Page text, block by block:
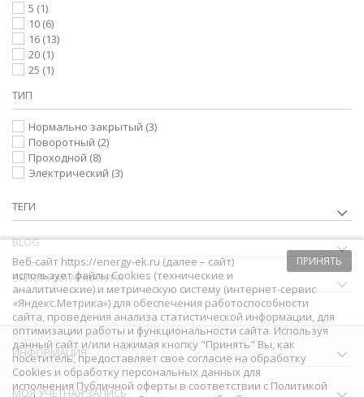
5 (1)
10 (6)
16 (13)
20 (1)
25 (1)
ТИП
Нормально закрытый (3)
Поворотный (2)
Проходной (8)
Электрический (3)
ТЕГИ
BLOG
ЗАПОРНАЯ АРМАТУРА
ИНФОРМАЦИЯ
МОЯ УЧЕТНАЯ ЗАПИСЬ
ПРИНЯТЬ
Веб-сайт https://energy-ek.ru (далее – сайт)
использует файлы Cookies (технические и
аналитические) и метрическую систему (интернет-сервис
«Яндекс.Метрика») для обеспечения работоспособности
сайта, проведения анализа статистической информации, для
оптимизации работы и функциональности сайта. Используя
данный сайт и/или нажимая кнопку "Принять" Вы, как
посетитель, предоставляет свое согласие на обработку
Сookies и обработку персональных данных для
исполнения Публичной оферты в соответствии с Политикой